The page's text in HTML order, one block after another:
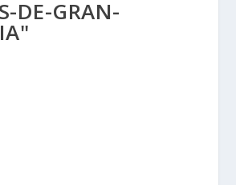
DE-GRAN-